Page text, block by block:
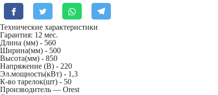
Технические характеристики
Гарантия: 12 мес.
Длина (мм) - 560
Ширина(мм) - 500
Высота(мм) - 850
Напряжение (В) - 220
Эл.мощность(кВт) - 1,3
К-во тарелок(шт) - 50
Производитель — Orest